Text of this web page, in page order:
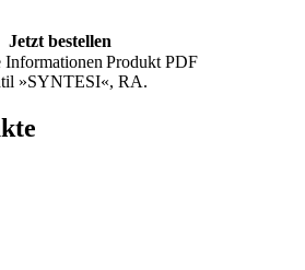
Jetzt bestellen
Informationen Produkt PDF
»SYNTESI«, RA.